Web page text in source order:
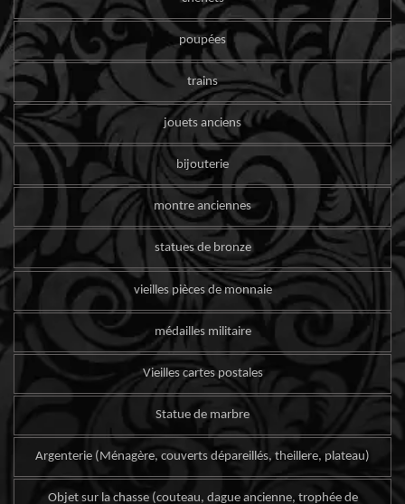
poupées
trains
jouets anciens
bijouterie
montre anciennes
statues de bronze
vieilles pièces de monnaie
médailles militaire
Vieilles cartes postales
Statue de marbre
Argenterie (Ménagère, couverts dépareillés, theillere, plateau)
Objet sur la chasse (couteau, dague ancienne, trophée de